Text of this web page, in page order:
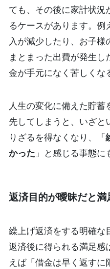
ても、その後に家計状況
るケースがあります。例
入が減少したり、お子
まとまった出費が発生
金が手元になく苦しくな
人生の変化に備えた貯
先してしまうと、いざ
りざるを得なくなり、「
かった 」と感じる事態に
返済目的が曖昧だと
繰上げ返済をする明確な
返済後に得られる満足感
えば「借金は早く返すに